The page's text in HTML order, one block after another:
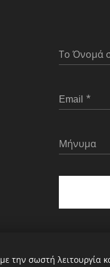
Το Όνομά
Email
Μήνυμα
την σωστή λειτουργία